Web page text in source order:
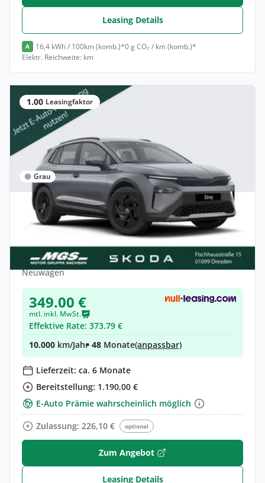
Leasing Details
A 16,4 kWh / 100km (komb.)*0 g CO₂ / km (komb.)*
Elektr. Reichweite: km
1.00 Leasingfaktor
Grau
Privat & Gewerbe
Skoda Elroq 60 #Smart #Navi #AHK #LED
#ACC
Elektro •Automatik •
190 PS (140 kW)
Neuwagen
349.00 €
mtl. inkl. MwSt.
Effektive Rate: 373.79 €
10.000 km/Jahr• 48 Monate(anpassbar)
Lieferzeit: ca. 6 Monate
Bereitstellung: 1.190,00 €
E-Auto Prämie wahrscheinlich möglich
Zulassung: 226,10 €
optional
Zum Angebot
Leasing Details